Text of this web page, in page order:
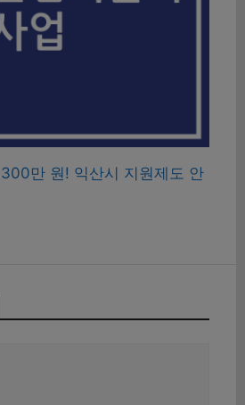
만 원! 익산시 지원제도 안